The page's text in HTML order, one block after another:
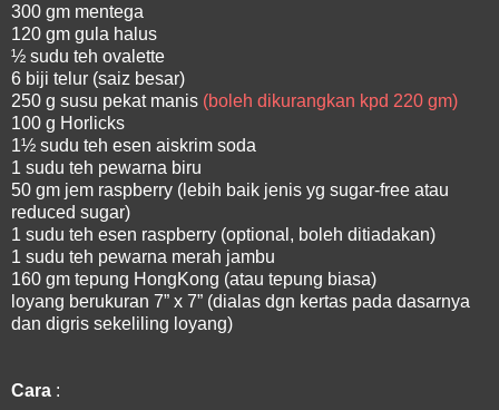
300 gm mentega
120 gm gula halus
½ sudu teh ovalette
6 biji telur (saiz besar)
250 g susu pekat manis (boleh dikurangkan kpd 220 gm)
100 g Horlicks
1½ sudu teh esen aiskrim soda
1 sudu teh pewarna biru
50 gm jem raspberry (lebih baik jenis yg sugar-free atau
reduced sugar)
1 sudu teh esen raspberry (optional, boleh ditiadakan)
1 sudu teh pewarna merah jambu
160 gm tepung HongKong (atau tepung biasa)
loyang berukuran 7” x 7” (dialas dgn kertas pada dasarnya
dan digris sekeliling loyang)
Cara :